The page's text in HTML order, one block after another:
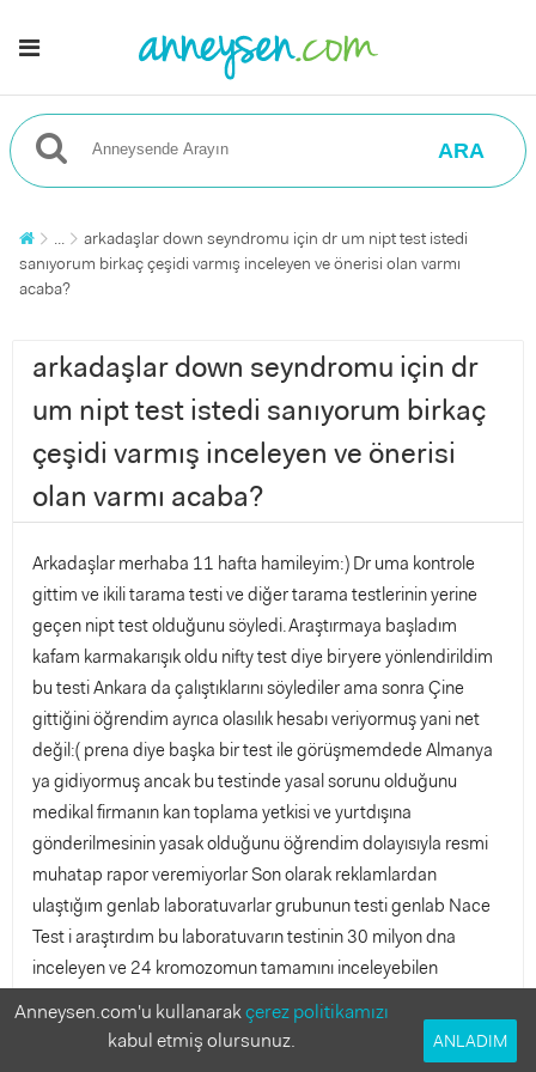
ARA
...
arkadaşlar down seyndromu için dr um nipt test istedi
sanıyorum birkaç çeşidi varmış inceleyen ve önerisi olan varmı
acaba?
arkadaşlar down seyndromu için dr
um nipt test istedi sanıyorum birkaç
çeşidi varmış inceleyen ve önerisi
olan varmı acaba?
Arkadaşlar merhaba 11 hafta hamileyim:) Dr uma kontrole
gittim ve ikili tarama testi ve diğer tarama testlerinin yerine
geçen nipt test olduğunu söyledi.Araştırmaya başladım
kafam karmakarışık oldu nifty test diye biryere yönlendirildim
bu testi Ankara da çalıştıklarını söylediler ama sonra Çine
gittiğini öğrendim ayrıca olasılık hesabı veriyormuş yani net
değil:( prena diye başka bir test ile görüşmemdede Almanya
ya gidiyormuş ancak bu testinde yasal sorunu olduğunu
medikal firmanın kan toplama yetkisi ve yurtdışına
gönderilmesinin yasak olduğunu öğrendim dolayısıyla resmi
muhatap rapor veremiyorlar Son olarak reklamlardan
ulaştığım genlab laboratuvarlar grubunun testi genlab Nace
Test i araştırdım bu laboratuvarın testinin 30 milyon dna
inceleyen ve 24 kromozomun tamamını inceleyebilen
dünyanın en büyük genetik laboratuvarında analiz ettirdiğini
araştırdım. Kendilerini aradığımda çok yakın ilgi gösterdiler
çok yardımcı oldular ve net sonuç verdiklerini laboratuvar
Anneysen.com'u kullanarakçerez politikamızı
kabul etmiş olursunuz.
ANLADIM